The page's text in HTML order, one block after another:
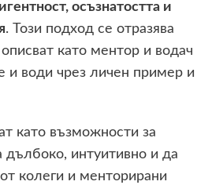
осъзнатостта и
. Този подход се отразява
като ментор и водач
и води чрез личен пример и
като възможности за
дълбоко, интуитивно и да
колеги и менторирани